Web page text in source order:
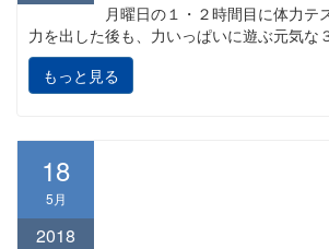
月曜日の１・２時間目に体力テ
力を出した後も、力いっぱいに遊ぶ元
もっと見る
18
5月
2018